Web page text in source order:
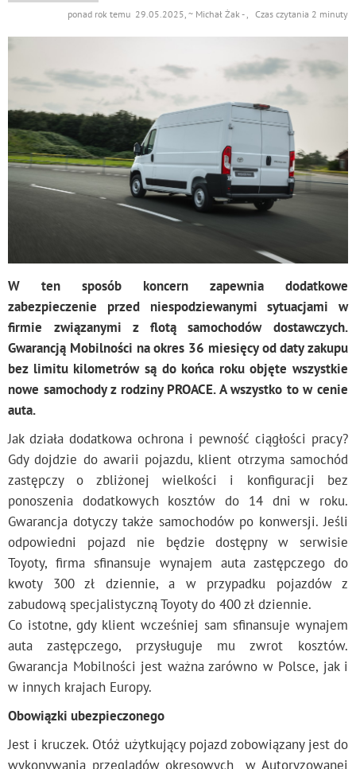
ponad rok temu 29.05.2025, ~ Michał Żak - , Czas czytania 2 minuty
W ten sposób koncern zapewnia dodatkowe
zabezpieczenie przed niespodziewanymi sytuacjami w
firmie związanymi z flotą samochodów dostawczych.
Gwarancją Mobilności na okres 36 miesięcy od daty zakupu
bez limitu kilometrów są do końca roku objęte wszystkie
nowe samochody z rodziny PROACE. A wszystko to w cenie
auta.
Jak działa dodatkowa ochrona i pewność ciągłości pracy?
Gdy dojdzie do awarii pojazdu, klient otrzyma samochód
zastępczy o zbliżonej wielkości i konfiguracji bez
ponoszenia dodatkowych kosztów do 14 dni w roku.
Gwarancja dotyczy także samochodów po konwersji. Jeśli
odpowiedni pojazd nie będzie dostępny w serwisie
Toyoty, firma sfinansuje wynajem auta zastępczego do
kwoty 300 zł dziennie, a w przypadku pojazdów z
zabudową specjalistyczną Toyoty do 400 zł dziennie.
Co istotne, gdy klient wcześniej sam sfinansuje wynajem
auta zastępczego, przysługuje mu zwrot kosztów.
Gwarancja Mobilności jest ważna zarówno w Polsce, jak i
w innych krajach Europy.
Obowiązki ubezpieczonego
Jest i kruczek. Otóż użytkujący pojazd zobowiązany jest do
wykonywania przeglądów okresowych w Autoryzowanej